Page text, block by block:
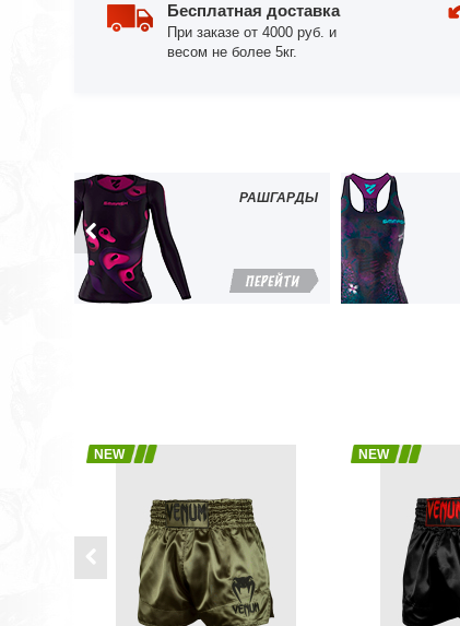
Бесплатная доставка
При заказе от 4000 руб. и
весом не более 5кг.
РАШГАРДЫ
ПЕРЕЙТИ
NEW NEW